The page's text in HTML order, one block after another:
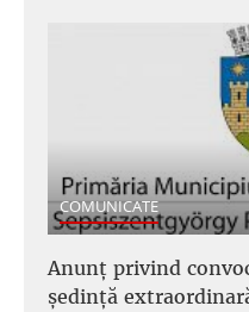
COMUNICATE
Anunţ privind
şedinţă